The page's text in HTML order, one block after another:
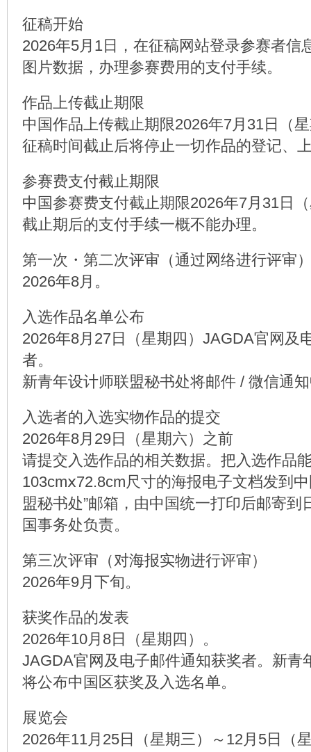
征稿开始
2026年5月1日，在征稿网站登录参赛者信
图片数据，办理参赛费用的支付手续。
作品上传截止期限
中国作品上传截止期限2026年7月31日（
征稿时间截止后将停止一切作品的登记、
参赛费支付截止期限
中国参赛费支付截止期限2026年7月31日
截止期后的支付手续一概不能办理。
第一次・第二次评审（通过网络进行评审
2026年8月。
入选作品名单公布
2026年8月27日（星期四）JAGDA官网及
者。
新青年设计师联盟秘书处将邮件 / 微信通
入选者的入选实物作品的提交
2026年8月29日（星期六）之前
请提交入选作品的相关数据。把入选作品
103cmⅹ72.8cm尺寸的海报电子文档发到
盟秘书处”邮箱，由中国统一打印后邮寄到
国事务处负责。
第三次评审（对海报实物进行评审）
2026年9月下旬。
获奖作品的发表
2026年10月8日（星期四）。
JAGDA官网及电子邮件通知获奖者。新青
将公布中国区获奖及入选名单。
展览会
2026年11月25日（星期三）～12月5日（